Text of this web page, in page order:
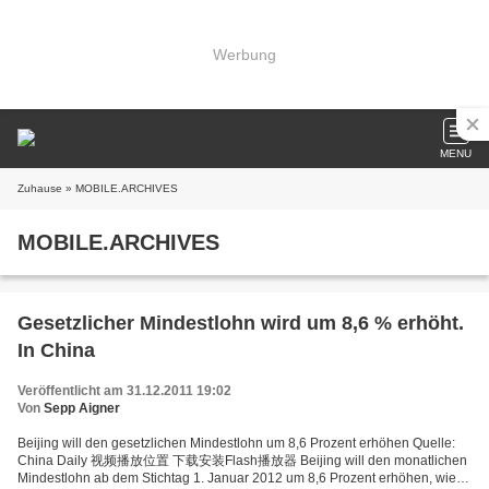
Werbung
MENU
Zuhause » MOBILE.ARCHIVES
MOBILE.ARCHIVES
Gesetzlicher Mindestlohn wird um 8,6 % erhöht.
In China
Veröffentlicht am 31.12.2011 19:02
Von Sepp Aigner
Beijing will den gesetzlichen Mindestlohn um 8,6 Prozent erhöhen Quelle:
China Daily 视频播放位置 下载安装Flash播放器 Beijing will den monatlichen
Mindestlohn ab dem Stichtag 1. Januar 2012 um 8,6 Prozent erhöhen, wie